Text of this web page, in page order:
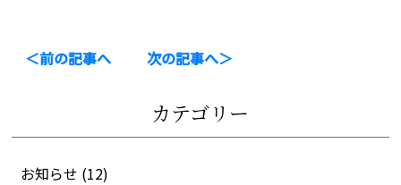
＜前の記事へ 次の記事へ＞
カテゴリー
お知らせ (12)